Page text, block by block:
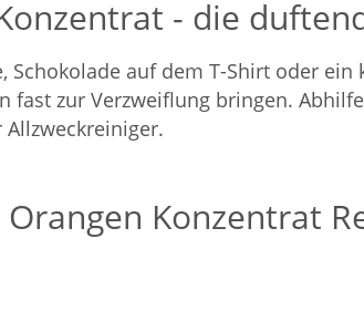
- die
Schokolade auf dem T-Shirt oder
fast zur Verzweiflung bringen.
Konzentrat